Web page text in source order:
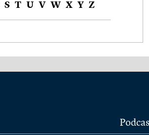
S T U V W X Y Z